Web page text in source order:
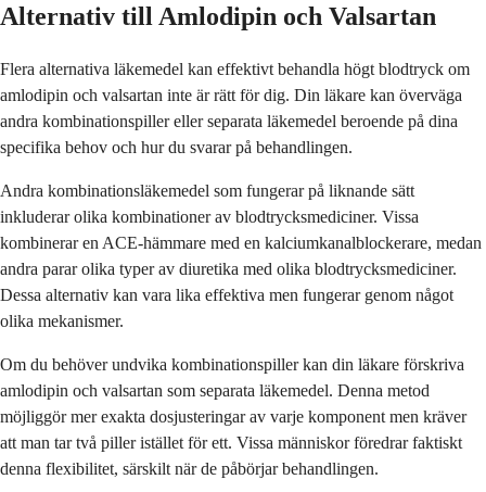
Alternativ till Amlodipin och Valsartan
Flera alternativa läkemedel kan effektivt behandla högt blodtryck om
amlodipin och valsartan inte är rätt för dig. Din läkare kan överväga
andra kombinationspiller eller separata läkemedel beroende på dina
specifika behov och hur du svarar på behandlingen.
Andra kombinationsläkemedel som fungerar på liknande sätt
inkluderar olika kombinationer av blodtrycksmediciner. Vissa
kombinerar en ACE-hämmare med en kalciumkanalblockerare, medan
andra parar olika typer av diuretika med olika blodtrycksmediciner.
Dessa alternativ kan vara lika effektiva men fungerar genom något
olika mekanismer.
Om du behöver undvika kombinationspiller kan din läkare förskriva
amlodipin och valsartan som separata läkemedel. Denna metod
möjliggör mer exakta dosjusteringar av varje komponent men kräver
att man tar två piller istället för ett. Vissa människor föredrar faktiskt
denna flexibilitet, särskilt när de påbörjar behandlingen.